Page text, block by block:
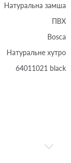
Натуральна замша
ПВХ
Bosca
Натуральне хутро
64011021 black